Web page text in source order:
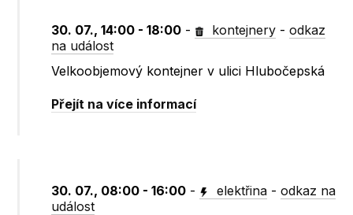
30. 07., 14:00 - 18:00 - kontejnery -odkaz
na událost
Velkoobjemový kontejner v ulici Hlubočepská
Přejít na více informací
30. 07., 08:00 - 16:00 - elektřina -odkaz na
událost